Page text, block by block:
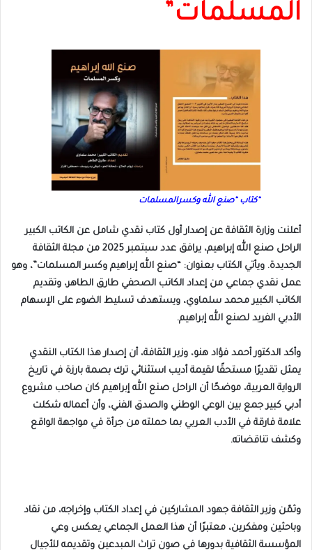
المسلمات”
“كتاب “صنع الله وكسرالمسلمات
أعلنت وزارة الثقافة عن إصدار أول كتاب نقدي شامل عن الكاتب الكبير
الراحل صنع الله إبراهيم، يرافق عدد سبتمبر 2025 من مجلة الثقافة
الجديدة. ويأتي الكتاب بعنوان: “صنع الله إبراهيم وكسر المسلمات”، وهو
عمل نقدي جماعي من إعداد الكاتب الصحفي طارق الطاهر، وتقديم
الكاتب الكبير محمد سلماوي، ويستهدف تسليط الضوء على الإسهام
الأدبي الفريد لصنع الله إبراهيم.
وأكد الدكتور أحمد فؤاد هنو، وزير الثقافة، أن إصدار هذا الكتاب النقدي
يمثل تقديرًا مستحقًا لقيمة أديب استثنائي ترك بصمة بارزة في تاريخ
الرواية العربية، موضحًا أن الراحل صنع الله إبراهيم كان صاحب مشروع
أدبي كبير جمع بين الوعي الوطني والصدق الفني، وأن أعماله شكلت
علامة فارقة في الأدب العربي بما حملته من جرأة في مواجهة الواقع
وكشف تناقضاته.
وثمّن وزير الثقافة جهود المشاركين في إعداد الكتاب وإخراجه، من نقاد
وباحثين ومفكرين، معتبرًا أن هذا العمل الجماعي يعكس وعي
المؤسسة الثقافية بدورها في صون تراث المبدعين وتقديمه للأجيال